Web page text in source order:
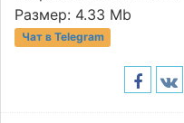
Размер: 4.33 Mb
Чат в Telegram